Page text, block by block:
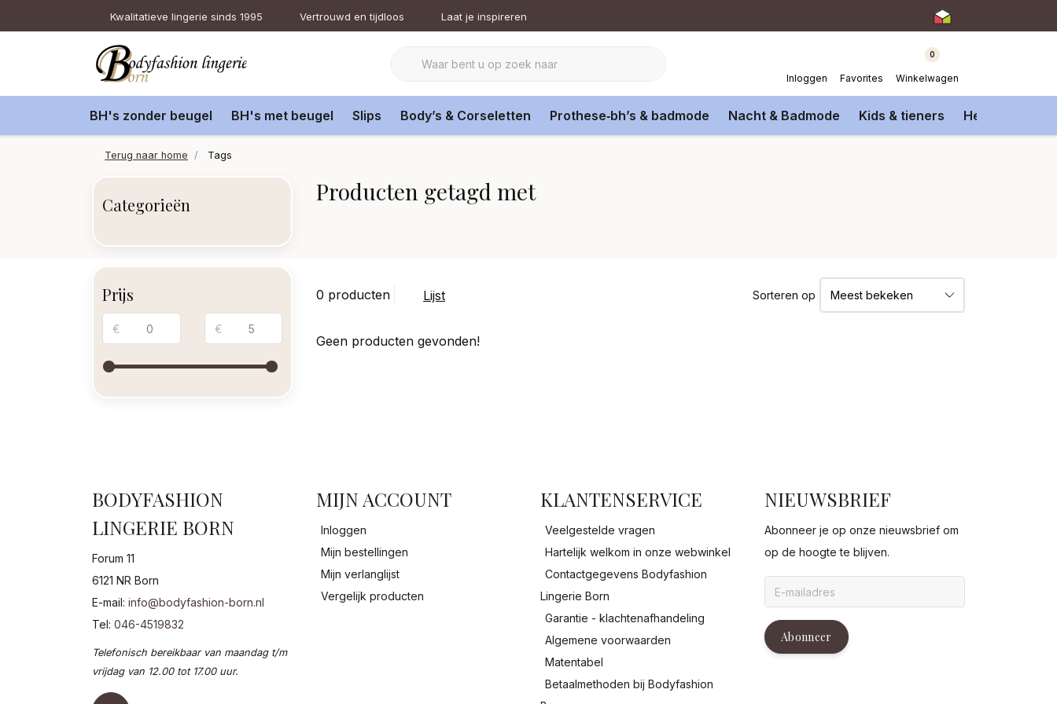
Kwalitatieve lingerie sinds 1995 Vertrouwd en tijdloos Laat je inspireren
Inloggen Favorites
0
Winkelwagen
BH's zonder beugel BH's met beugel Slips Body’s & Corseletten Prothese‑bh’s & badmode Nacht & Badmode Kids & tieners Heren
Terug naar home Tags
Producten getagd met
0 producten Lijst Sorteren op
Geen producten gevonden!
Categorieën
Prijs
€ €
BODYFASHION
LINGERIE BORN
Forum 11
6121 NR Born
E-mail: info@bodyfashion-born.nl
Tel: 046-4519832
Telefonisch bereikbaar van maandag t/m
vrijdag van 12.00 tot 17.00 uur.
MIJN ACCOUNT
Inloggen
Mijn bestellingen
Mijn verlanglijst
Vergelijk producten
KLANTENSERVICE
Veelgestelde vragen
Hartelijk welkom in onze webwinkel
Contactgegevens Bodyfashion
Lingerie Born
Garantie - klachtenafhandeling
Algemene voorwaarden
Matentabel
Betaalmethoden bij Bodyfashion
NIEUWSBRIEF
Abonneer je op onze nieuwsbrief om
op de hoogte te blijven.
Abonneer